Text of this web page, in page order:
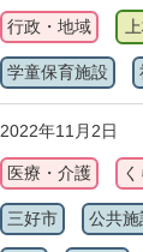
行政・地域
学童保育施設
2022年11月2日
医療・介護
三好市 公共施